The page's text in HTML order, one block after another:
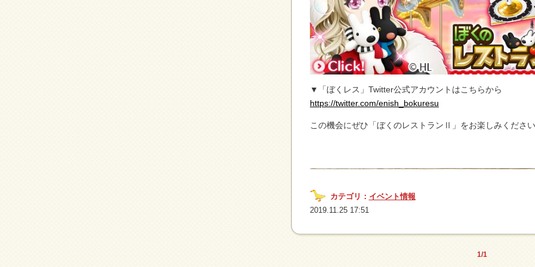
▼「ぼくレス」Twitter公式アカウントはこちらから
https://twitter.com/enish_bokuresu
この機会にぜひ「ぼくのレストランⅡ」をお楽しみくださ
カテゴリ： イベント情報
2019.11.25 17:51
1/1